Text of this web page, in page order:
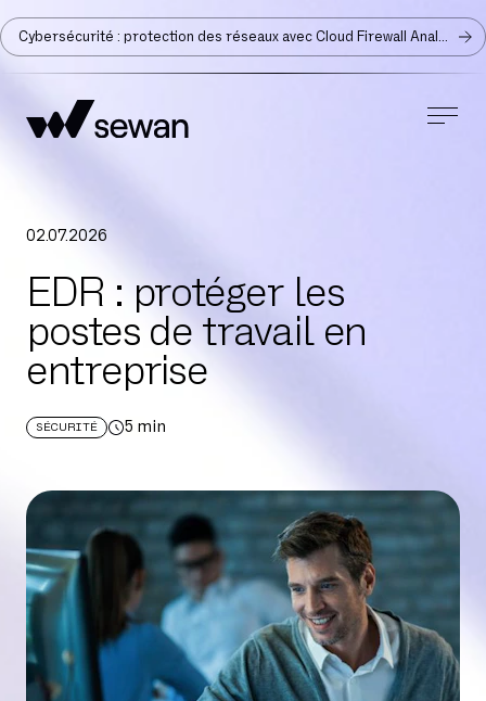
Cybersécurité : protection des réseaux avec Cloud Firewall Analyzer
02.07.2026
EDR : protéger les
postes de travail en
entreprise
SÉCURITÉ 5 min